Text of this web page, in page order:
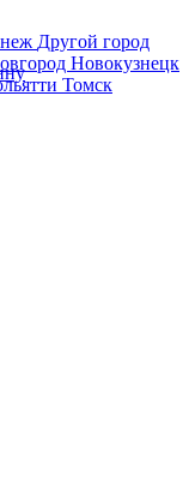
Другой город
Новокузнецк
Томск